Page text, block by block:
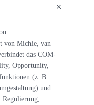
von Michie, van
das COM-
Opportunity,
(z. B.
und